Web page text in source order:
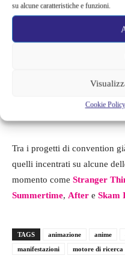
su alcune caratteristiche e funzioni.
Cookie Policy
Tra i progetti di convention
quelli incentrati su alcune
momento come Stranger
Summertime, After e Skam
TAGS animazione anime
manifestazioni
motore di ricerca